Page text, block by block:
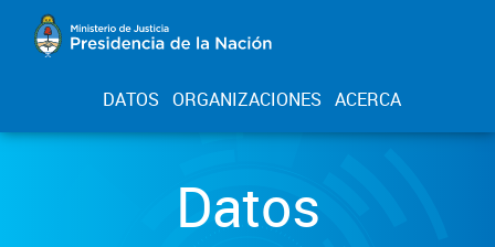
DATOS ORGANIZACIONES ACERCA
Datos